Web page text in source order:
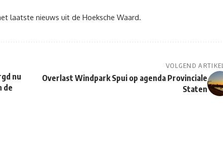
laatste nieuws uit de Hoeksche Waard.
nu
de
VOLGEND ARTIKEL
Overlast Windpark Spui op agenda Provinciale
Staten